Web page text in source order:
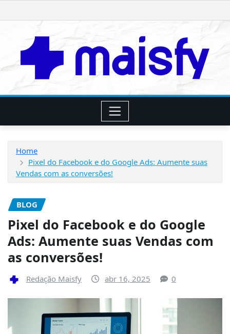
to
Home
Pixel do Facebook e do Google Ads: Aumente suas
Vendas com as conversões!
BLOG
Pixel do Facebook e do Google
Ads: Aumente suas Vendas com
as conversões!
Redação Maisfy abr 16, 2025 0